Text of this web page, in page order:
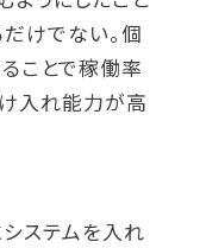
けでない。個
ことで稼働率
入れ能力が高
ステムを入れ